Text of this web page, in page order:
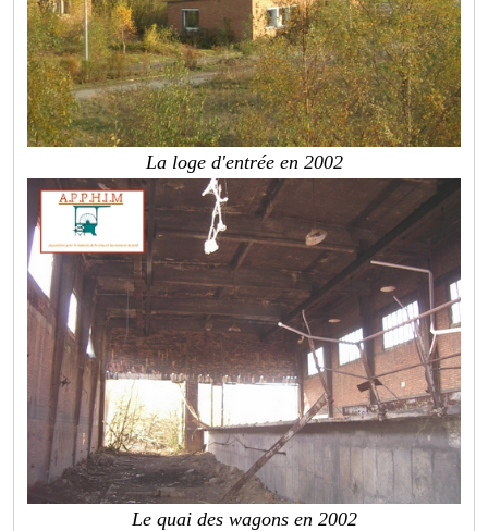
La loge d'entrée en 2002
Le quai des wagons en 2002